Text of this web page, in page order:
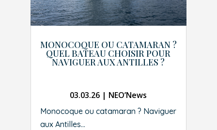
MONOCOQUE OU CATAMARAN ?
QUEL BATEAU CHOISIR POUR
NAVIGUER AUX ANTILLES ?
03.03.26 | NEO’News
Monocoque ou catamaran ? Naviguer
aux Antilles...